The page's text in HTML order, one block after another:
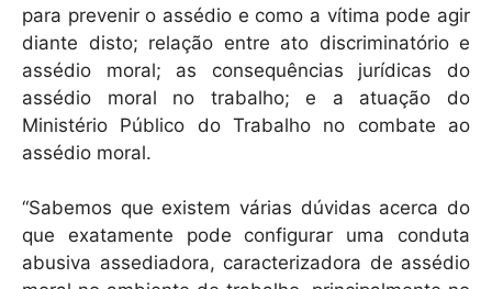
para prevenir o assédio e como a vítima pode agir
diante disto; relação entre ato discriminatório e
assédio moral; as consequências jurídicas do
assédio moral no trabalho; e a atuação do
Ministério Público do Trabalho no combate ao
assédio moral.
“Sabemos que existem várias dúvidas acerca do
que exatamente pode configurar uma conduta
abusiva assediadora, caracterizadora de assédio